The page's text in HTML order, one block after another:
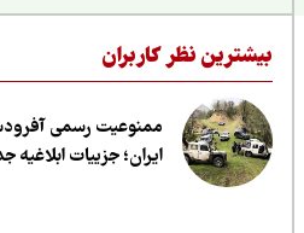
نظر کاربران
ممنوعیت رسمی
ایران؛ جزییات ابلاغیه جدید